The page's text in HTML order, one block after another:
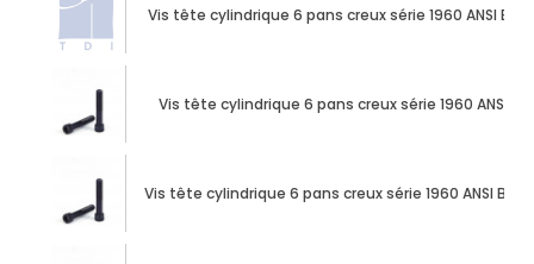
Vis tête cylindrique 6 pans creux série 1960 ANSI
Vis tête cylindrique 6 pans creux série 1960 ANSI
Vis tête cylindrique 6 pans creux série 1960 ANSI